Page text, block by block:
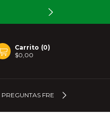
Carrito (0)
$0,00
PREGUNTAS FRECUENTES